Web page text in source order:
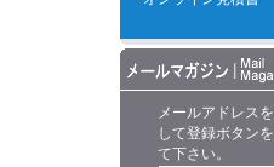
メールアドレス
して登録ボタン
て下さい。